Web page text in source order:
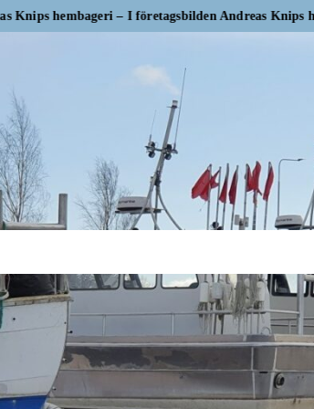
– I företagsbilden Andreas Knips hembageri